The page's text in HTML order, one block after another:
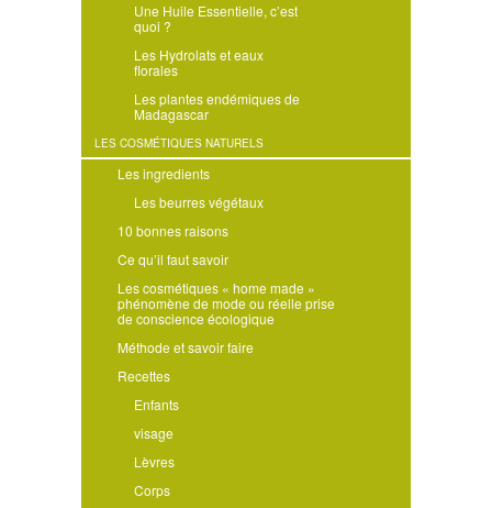
Une Huile Essentielle, c’est
quoi ?
Les Hydrolats et eaux
florales
Les plantes endémiques de
Madagascar
LES COSMÉTIQUES NATURELS
Les ingredients
Les beurres végétaux
10 bonnes raisons
Ce qu’il faut savoir
Les cosmétiques « home made »
phénomène de mode ou réelle prise
de conscience écologique
Méthode et savoir faire
Recettes
Enfants
visage
Lèvres
Corps